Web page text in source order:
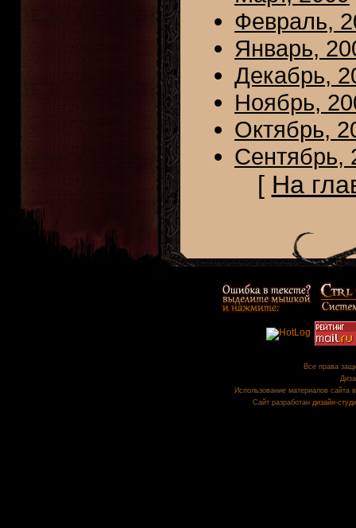
Февраль,
Январь,
Декабрь,
Ноябрь,
Октябрь,
Сентябрь,
[ На
Все права
Использование материалов сайта
Сайт разработан дизайн-